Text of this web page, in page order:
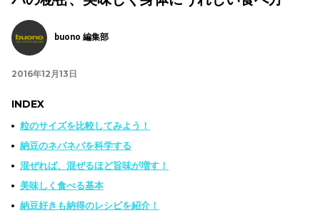
buono 編集部
2016年12月13日
INDEX
粒のサイズを比較してみよう！
納豆のネバネバを科学する
混ぜれば、混ぜるほど旨味が増す！
美味しく食べる基本
納豆好きも納得のレシピを紹介！